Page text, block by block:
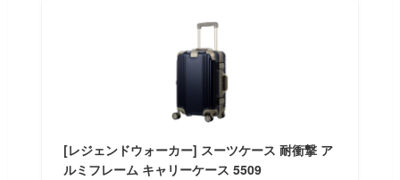
[レジェンドウォーカー] スーツケース 耐衝撃 ア
ルミフレーム キャリーケース 5509